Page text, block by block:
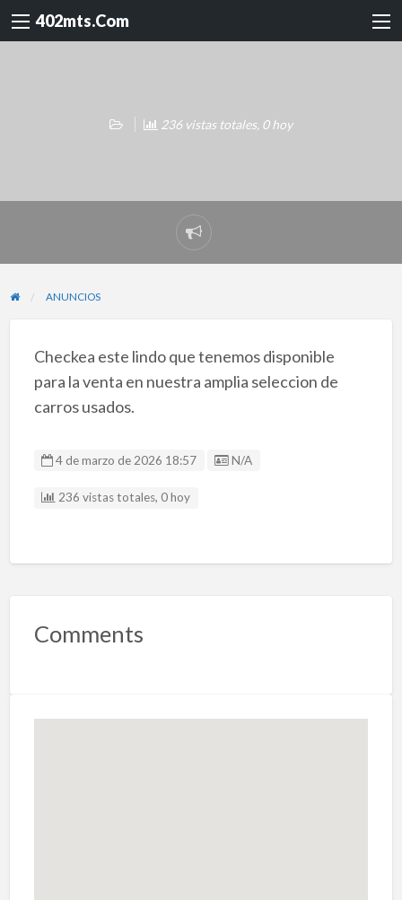
402mts.Com
236 vistas totales, 0 hoy
Reportar
problema
ANUNCIOS
Checkea este lindo que tenemos disponible
para la venta en nuestra amplia seleccion de
carros usados.
4 de marzo de 2026 18:57 Listing ID
N/A
236 vistas totales, 0 hoy
Comments